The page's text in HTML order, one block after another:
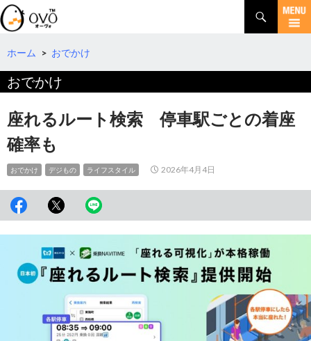
検
索
コ
テ
ツ
へ
動
ホーム > おでかけ
おでかけ
座れるルート検索 停車駅ごとの着座
確率も
おでかけ デジもの ライフスタイル 2026年4月4日